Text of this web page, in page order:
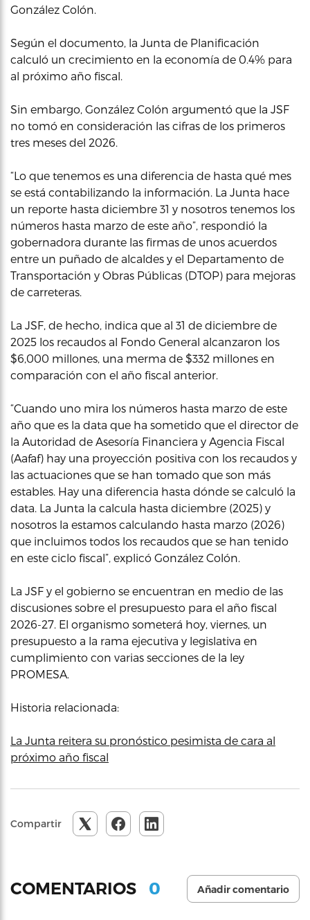
González Colón.
Según el documento, la Junta de Planificación
calculó un crecimiento en la economía de 0.4% para
al próximo año fiscal.
Sin embargo, González Colón argumentó que la JSF
no tomó en consideración las cifras de los primeros
tres meses del 2026.
“Lo que tenemos es una diferencia de hasta qué mes
se está contabilizando la información. La Junta hace
un reporte hasta diciembre 31 y nosotros tenemos los
números hasta marzo de este año”, respondió la
gobernadora durante las firmas de unos acuerdos
entre un puñado de alcaldes y el Departamento de
Transportación y Obras Públicas (DTOP) para mejoras
de carreteras.
La JSF, de hecho, indica que al 31 de diciembre de
2025 los recaudos al Fondo General alcanzaron los
$6,000 millones, una merma de $332 millones en
comparación con el año fiscal anterior.
“Cuando uno mira los números hasta marzo de este
año que es la data que ha sometido que el director de
la Autoridad de Asesoría Financiera y Agencia Fiscal
(Aafaf) hay una proyección positiva con los recaudos y
las actuaciones que se han tomado que son más
estables. Hay una diferencia hasta dónde se calculó la
data. La Junta la calcula hasta diciembre (2025) y
nosotros la estamos calculando hasta marzo (2026)
que incluimos todos los recaudos que se han tenido
en este ciclo fiscal”, explicó González Colón.
La JSF y el gobierno se encuentran en medio de las
discusiones sobre el presupuesto para el año fiscal
2026-27. El organismo someterá hoy, viernes, un
presupuesto a la rama ejecutiva y legislativa en
cumplimiento con varias secciones de la ley
PROMESA.
Historia relacionada:
La Junta reitera su pronóstico pesimista de cara al
próximo año fiscal
Compartir
COMENTARIOS 0 Añadir comentario